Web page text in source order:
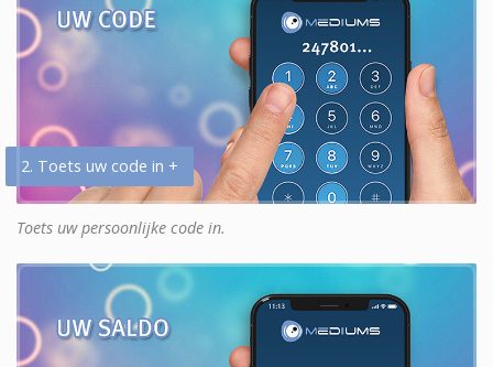
2. Toets uw code in +
Toets uw persoonlijke code in.